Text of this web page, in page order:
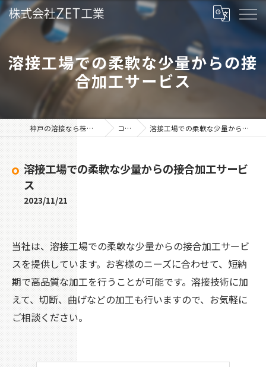
溶接工場での柔軟な少量からの接
合加工サービス
神戸の溶接なら株式会社ZET工業 コラム 溶接工場での柔軟な少量からの接合加工サービス
溶接工場での柔軟な少量からの接合加工サービ
ス
2023/11/21
当社は、溶接工場での柔軟な少量からの接合加工サービ
スを提供しています。お客様のニーズに合わせて、短納
期で高品質な加工を行うことが可能です。溶接技術に加
えて、切断、曲げなどの加工も行いますので、お気軽に
ご相談ください。